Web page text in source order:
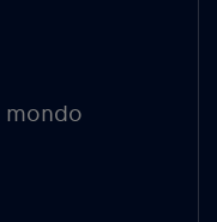
mondo